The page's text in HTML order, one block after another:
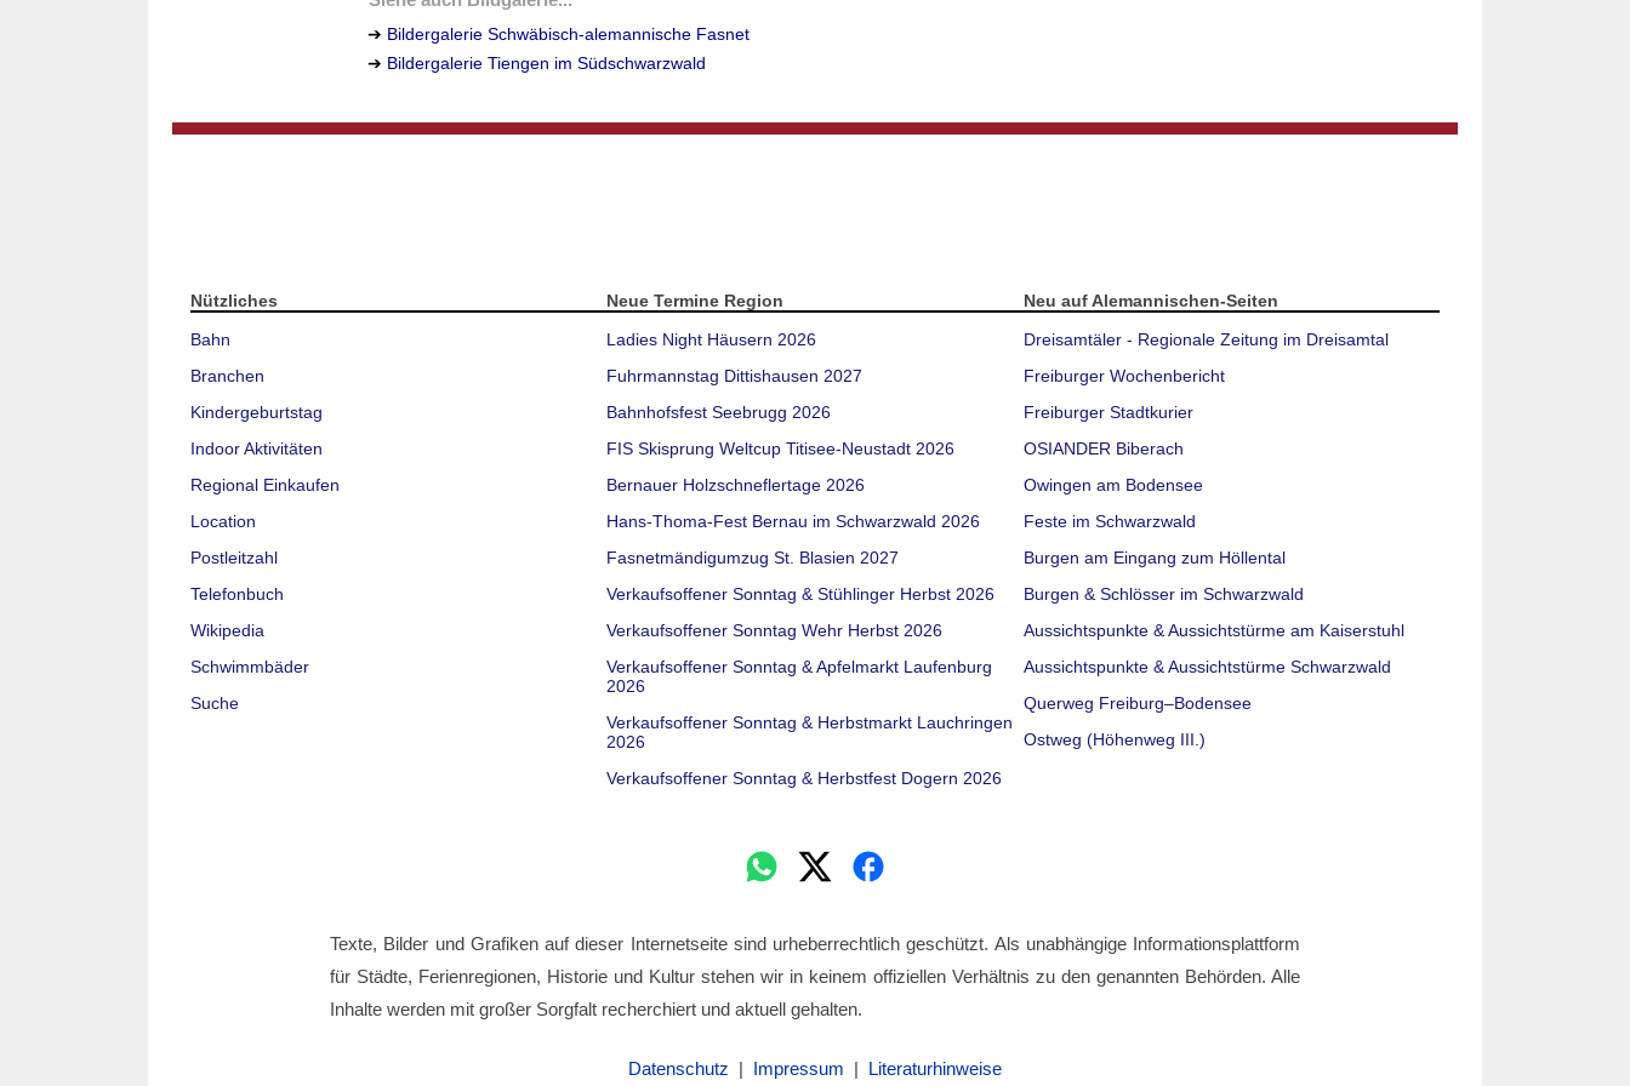
➔ Bildergalerie Schwäbisch-alemannische Fasnet
➔ Bildergalerie Tiengen im Südschwarzwald
Nützliches
Bahn
Branchen
Kindergeburtstag
Indoor Aktivitäten
Regional Einkaufen
Location
Postleitzahl
Telefonbuch
Wikipedia
Schwimmbäder
Suche
Neue Termine Region
Ladies Night Häusern 2026
Fuhrmannstag Dittishausen 2027
Bahnhofsfest Seebrugg 2026
FIS Skisprung Weltcup Titisee-Neustadt 2026
Bernauer Holzschneflertage 2026
Hans-Thoma-Fest Bernau im Schwarzwald 2026
Fasnetmändigumzug St. Blasien 2027
Verkaufsoffener Sonntag & Stühlinger Herbst 2026
Verkaufsoffener Sonntag Wehr Herbst 2026
Verkaufsoffener Sonntag & Apfelmarkt Laufenburg
2026
Verkaufsoffener Sonntag & Herbstmarkt Lauchringen
2026
Verkaufsoffener Sonntag & Herbstfest Dogern 2026
Neu auf Alemannischen-Seiten
Dreisamtäler - Regionale Zeitung im Dreisamtal
Freiburger Wochenbericht
Freiburger Stadtkurier
OSIANDER Biberach
Owingen am Bodensee
Feste im Schwarzwald
Burgen am Eingang zum Höllental
Burgen & Schlösser im Schwarzwald
Aussichtspunkte & Aussichtstürme am Kaiserstuhl
Aussichtspunkte & Aussichtstürme Schwarzwald
Querweg Freiburg–Bodensee
Ostweg (Höhenweg III.)
Texte, Bilder und Grafiken auf dieser Internetseite sind urheberrechtlich geschützt. Als unabhängige Informationsplattform
für Städte, Ferienregionen, Historie und Kultur stehen wir in keinem offiziellen Verhältnis zu den genannten Behörden. Alle
Inhalte werden mit großer Sorgfalt recherchiert und aktuell gehalten.
Datenschutz | Impressum | Literaturhinweise